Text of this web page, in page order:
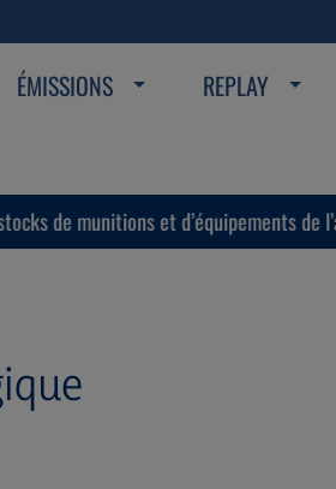
ÉMISSIONS REPLAY
et d’équipements de l’armée.